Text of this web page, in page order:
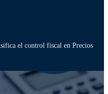
el control fiscal en Precios